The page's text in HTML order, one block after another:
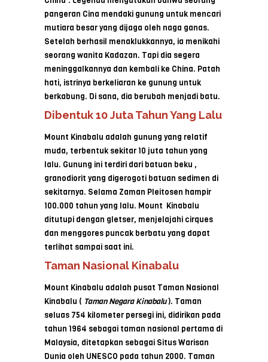
pangeran Cina mendaki gunung untuk mencari
mutiara besar yang dijaga oleh naga ganas.
Setelah berhasil menaklukkannya, ia menikahi
seorang wanita Kadazan. Tapi dia segera
meninggalkannya dan kembali ke China. Patah
hati, istrinya berkeliaran ke gunung untuk
berkabung. Di sana, dia berubah menjadi batu.
Dibentuk 10 Juta Tahun Yang Lalu
Mount Kinabalu adalah gunung yang relatif
muda, terbentuk sekitar 10 juta tahun yang
lalu. Gunung ini terdiri dari batuan beku ,
granodiorit yang digerogoti batuan sedimen di
sekitarnya. Selama Zaman Pleitosen hampir
100.000 tahun yang lalu. Mount Kinabalu
ditutupi dengan gletser, menjelajahi cirques
dan menggores puncak berbatu yang dapat
terlihat sampai saat ini.
Taman Nasional Kinabalu
Mount Kinabalu adalah pusat Taman Nasional
Kinabalu ( Taman Negara Kinabalu). Taman
seluas 754 kilometer persegi ini, didirikan pada
tahun 1964 sebagai taman nasional pertama di
Malaysia, ditetapkan sebagai Situs Warisan
Dunia oleh UNESCO pada tahun 2000. Taman